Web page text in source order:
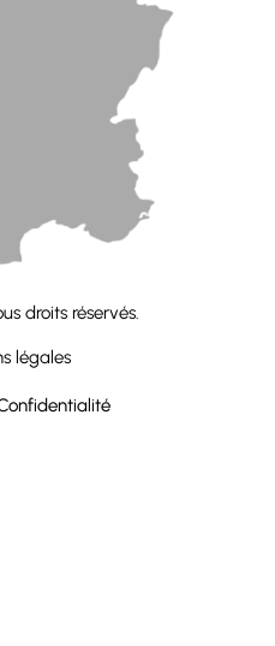
droits réservés.
légales